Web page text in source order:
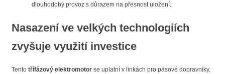
dlouhodobý provoz s důrazem na přesnost uložení.
Nasazení ve velkých technologiích
zvyšuje využití investice
Tento třífázový elektromotor se uplatní v linkách pro pásové dopravníky,